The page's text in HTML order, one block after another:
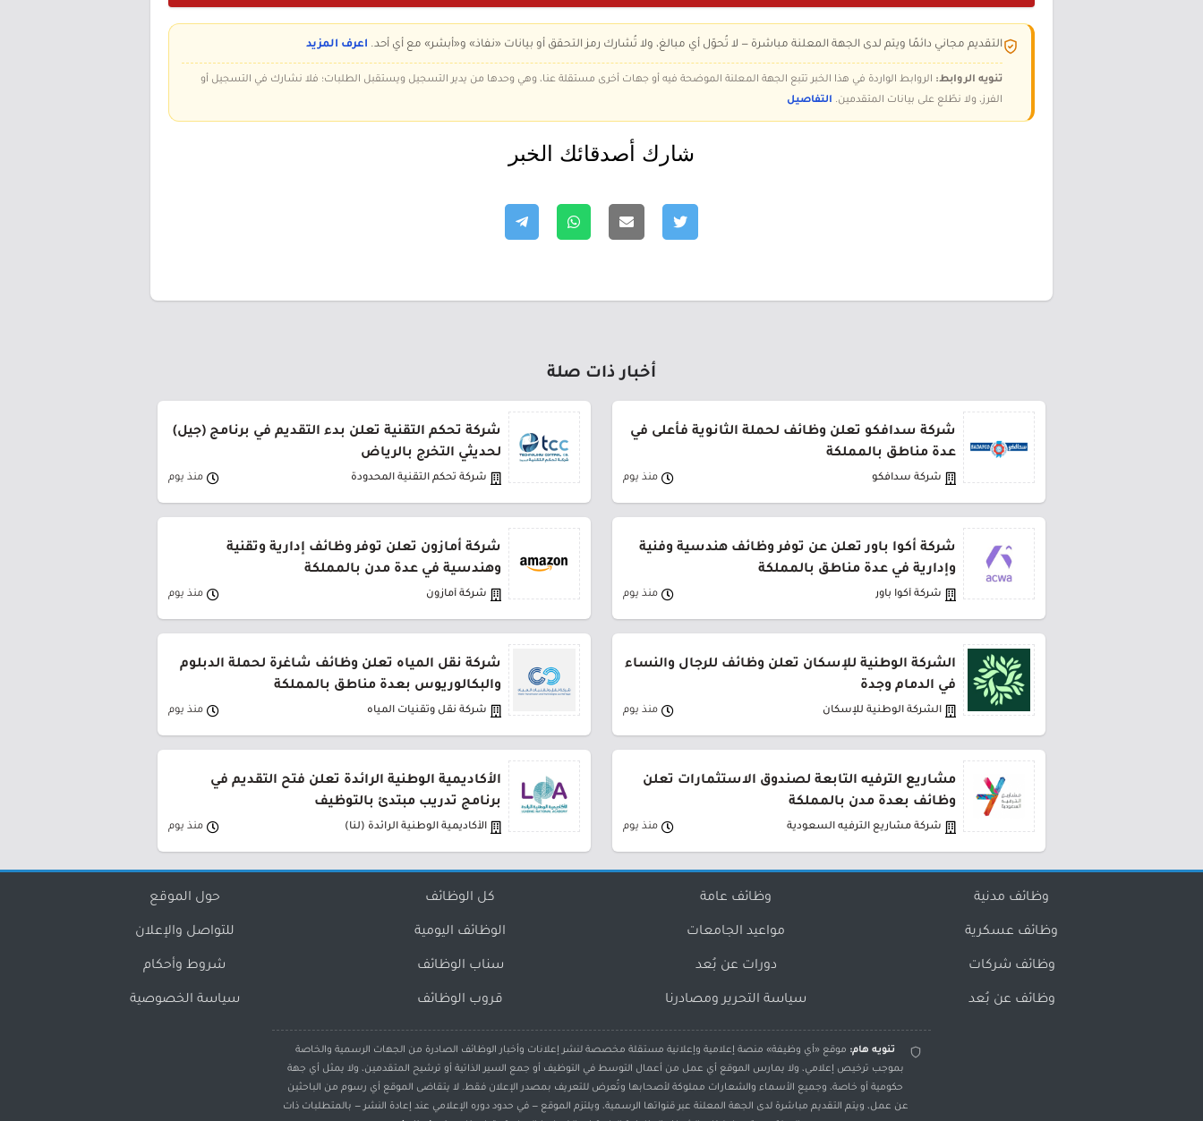
التقديم مجاني دائمًا ويتم لدى الجهة المعلنة مباشرة — لا تُحوّل أي مبالغ، ولا تُشارك رمز التحقق أو بيانات «نفاذ» و«أبشر» مع أي أحد. اعرف المزيد
تنويه الروابط: الروابط الواردة في هذا الخبر تتبع الجهة المعلنة الموضحة فيه أو جهات أخرى مستقلة عنا، وهي وحدها من يدير التسجيل ويستقبل الطلبات؛ فلا نشارك في التسجيل أو
الفرز، ولا نطّلع على بيانات المتقدمين. التفاصيل
شارك أصدقائك الخبر
أخبار ذات صلة
شركة سدافكو تعلن وظائف لحملة الثانوية فأعلى في
عدة مناطق بالمملكة
شركة سدافكو منذ يوم
شركة تحكم التقنية تعلن بدء التقديم في برنامج (جيل)
لحديثي التخرج بالرياض
شركة تحكم التقنية المحدودة منذ يوم
شركة أكوا باور تعلن عن توفر وظائف هندسية وفنية
وإدارية في عدة مناطق بالمملكة
شركة أكوا باور منذ يوم
شركة أمازون تعلن توفر وظائف إدارية وتقنية
وهندسية في عدة مدن بالمملكة
شركة أمازون منذ يوم
الشركة الوطنية للإسكان تعلن وظائف للرجال والنساء
في الدمام وجدة
الشركة الوطنية للإسكان منذ يوم
شركة نقل المياه تعلن وظائف شاغرة لحملة الدبلوم
والبكالوريوس بعدة مناطق بالمملكة
شركة نقل وتقنيات المياه منذ يوم
مشاريع الترفيه التابعة لصندوق الاستثمارات تعلن
وظائف بعدة مدن بالمملكة
شركة مشاريع الترفيه السعودية منذ يوم
الأكاديمية الوطنية الرائدة تعلن فتح التقديم في
برنامج تدريب مبتدئ بالتوظيف
الأكاديمية الوطنية الرائدة (لنا) منذ يوم
وظائف مدنية
وظائف عسكرية
وظائف شركات
وظائف عن بُعد
وظائف عامة
مواعيد الجامعات
دورات عن بُعد
سياسة التحرير ومصادرنا
كل الوظائف
الوظائف اليومية
سناب الوظائف
قروب الوظائف
حول الموقع
للتواصل والإعلان
شروط وأحكام
سياسة الخصوصية
تنويه هام: موقع «أي وظيفة» منصة إعلامية وإعلانية مستقلة مخصصة لنشر إعلانات وأخبار الوظائف الصادرة من الجهات الرسمية والخاصة
بموجب ترخيص إعلامي، ولا يمارس الموقع أي عمل من أعمال التوسط في التوظيف أو جمع السير الذاتية أو ترشيح المتقدمين، ولا يمثل أي جهة
حكومية أو خاصة، وجميع الأسماء والشعارات مملوكة لأصحابها وتُعرض للتعريف بمصدر الإعلان فقط. لا يتقاضى الموقع أي رسوم من الباحثين
عن عمل، ويتم التقديم مباشرة لدى الجهة المعلنة عبر قنواتها الرسمية، ويلتزم الموقع — في حدود دوره الإعلامي عند إعادة النشر — بالمتطلبات ذات